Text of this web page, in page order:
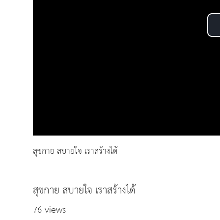
สุขกาย สบายใจ เราสร้างได้
สุขกาย สบายใจ เราสร้างได้
76 views